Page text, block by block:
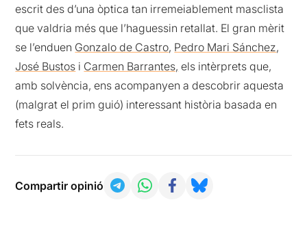
escrit des d’una òptica tan irremeiablement masclista
que valdria més que l’haguessin retallat. El gran mèrit
se l’enduen Gonzalo de Castro, Pedro Mari Sánchez,
José Bustos i Carmen Barrantes, els intèrprets que,
amb solvència, ens acompanyen a descobrir aquesta
(malgrat el prim guió) interessant història basada en
fets reals.
Compartir opinió